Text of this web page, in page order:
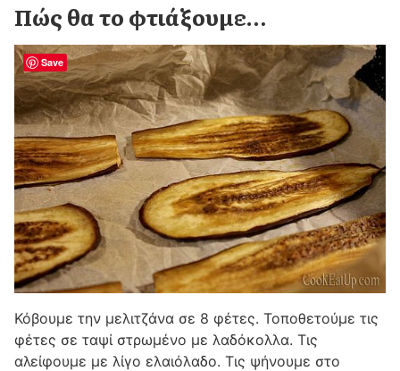
Πώς θα το φτιάξουμε…
Κόβουμε την μελιτζάνα σε 8 φέτες. Τοποθετούμε τις
φέτες σε ταψί στρωμένο με λαδόκολλα. Τις
αλείφουμε με λίγο ελαιόλαδο. Τις ψήνουμε στο
Save